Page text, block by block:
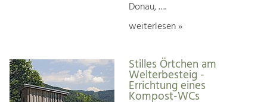
Donau, ….
weiterlesen »
Stilles Örtchen am
Welterbesteig -
Errichtung eines
Kompost-WCs